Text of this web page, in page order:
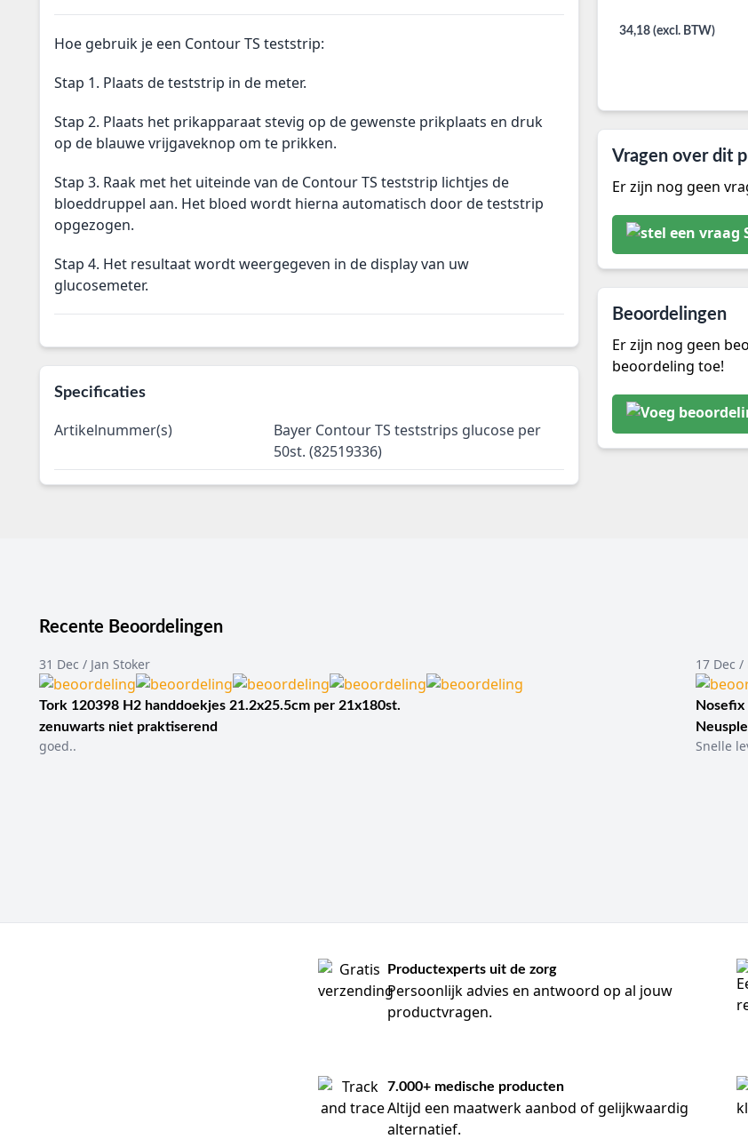
Hoe gebruik je een Contour TS teststrip:
Stap 1. Plaats de teststrip in de meter.
Stap 2. Plaats het prikapparaat stevig op de gewenste prikplaats en druk
op de blauwe vrijgaveknop om te prikken.
Stap 3. Raak met het uiteinde van de Contour TS teststrip lichtjes de
bloeddruppel aan. Het bloed wordt hierna automatisch door de teststrip
opgezogen.
Stap 4. Het resultaat wordt weergegeven in de display van uw
glucosemeter.
Specificaties
Artikelnummer(s)
Bayer Contour TS teststrips glucose per
50st. (82519336)
34,18 (excl. BTW)
Vragen over dit
Er zijn nog geen
Beoordelingen
Er zijn nog geen
beoordeling toe!
Recente Beoordelingen
31 Dec / Jan Stoker
Tork 120398 H2 handdoekjes 21.2x25.5cm per 21x180st.
zenuwarts niet praktiserend
goed..
17 Dec /
Snelle
Productexperts uit de zorg
Persoonlijk advies en antwoord op al jouw
productvragen.
7.000+ medische producten
Altijd een maatwerk aanbod of gelijkwaardig
alternatief.